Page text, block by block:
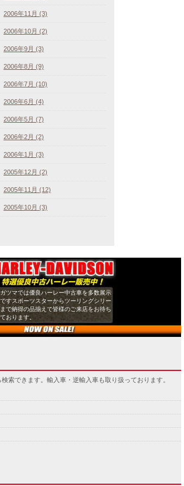
2006年11月 (3)
2006年10月 (2)
2006年9月 (3)
2006年8月 (9)
2006年7月 (10)
2006年6月 (4)
2006年5月 (7)
2006年2月 (2)
2006年1月 (3)
2005年12月 (2)
2005年11月 (12)
2005年10月 (3)
ツマでは優良ハーレー中古車を多数展示
すスポーツスターからツーリングシリー
で納得の品揃えで皆様のご来店をお待ち
おります。
索できます。輸入車・逆輸入車も取り扱っております。